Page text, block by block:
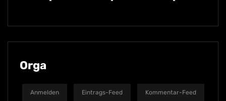
Orga
Anmelden Eintrags-Feed Kommentar-Feed